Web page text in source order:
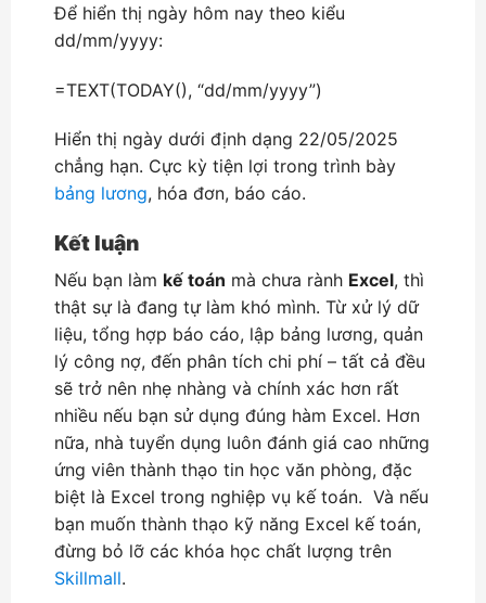
Để hiển thị ngày hôm nay theo kiểu
dd/mm/yyyy:
=TEXT(TODAY(), “dd/mm/yyyy”)
Hiển thị ngày dưới định dạng 22/05/2025
chẳng hạn. Cực kỳ tiện lợi trong trình bày
bảng lương, hóa đơn, báo cáo.
Kết luận
Nếu bạn làm kế toán mà chưa rành Excel, thì
thật sự là đang tự làm khó mình. Từ xử lý dữ
liệu, tổng hợp báo cáo, lập bảng lương, quản
lý công nợ, đến phân tích chi phí – tất cả đều
sẽ trở nên nhẹ nhàng và chính xác hơn rất
nhiều nếu bạn sử dụng đúng hàm Excel. Hơn
nữa, nhà tuyển dụng luôn đánh giá cao những
ứng viên thành thạo tin học văn phòng, đặc
biệt là Excel trong nghiệp vụ kế toán. Và nếu
bạn muốn thành thạo kỹ năng Excel kế toán,
đừng bỏ lỡ các khóa học chất lượng trên
Skillmall.